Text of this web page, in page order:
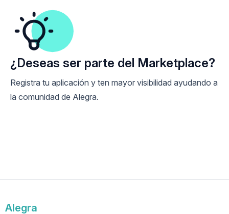
¿Deseas ser parte del Marketplace?
Registra tu aplicación y ten mayor visibilidad ayudando a
la comunidad de Alegra.
Alegra